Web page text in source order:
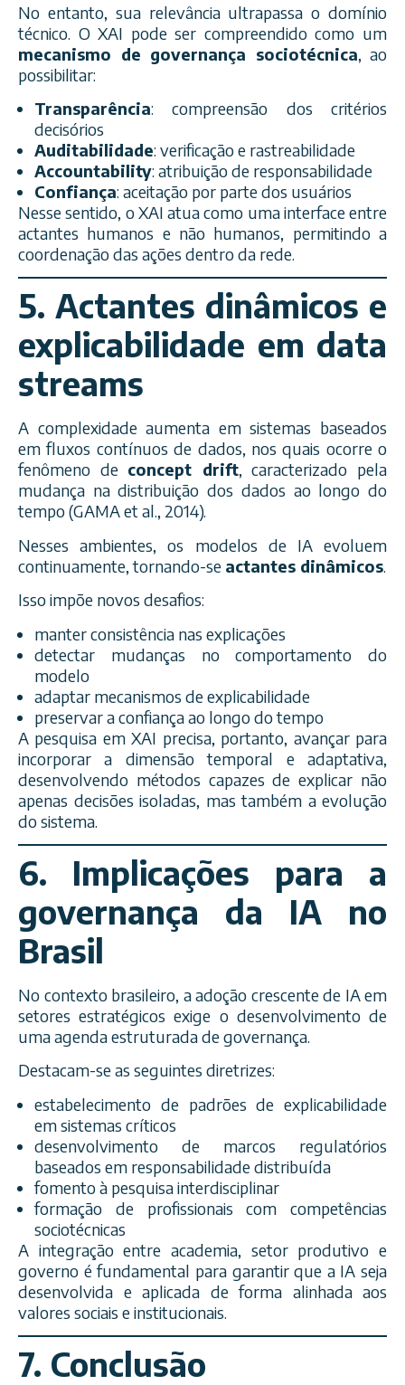
No entanto, sua relevância ultrapassa o domínio
técnico. O XAI pode ser compreendido como um
mecanismo de governança sociotécnica, ao
possibilitar:
Transparência: compreensão dos critérios
decisórios
Auditabilidade: verificação e rastreabilidade
Accountability: atribuição de responsabilidade
Confiança: aceitação por parte dos usuários
Nesse sentido, o XAI atua como uma interface entre
actantes humanos e não humanos, permitindo a
coordenação das ações dentro da rede.
5. Actantes dinâmicos e
explicabilidade em data
streams
A complexidade aumenta em sistemas baseados
em fluxos contínuos de dados, nos quais ocorre o
fenômeno de concept drift, caracterizado pela
mudança na distribuição dos dados ao longo do
tempo (GAMA et al., 2014).
Nesses ambientes, os modelos de IA evoluem
continuamente, tornando-se actantes dinâmicos.
Isso impõe novos desafios:
manter consistência nas explicações
detectar mudanças no comportamento do
modelo
adaptar mecanismos de explicabilidade
preservar a confiança ao longo do tempo
A pesquisa em XAI precisa, portanto, avançar para
incorporar a dimensão temporal e adaptativa,
desenvolvendo métodos capazes de explicar não
apenas decisões isoladas, mas também a evolução
do sistema.
6. Implicações para a
governança da IA no
Brasil
No contexto brasileiro, a adoção crescente de IA em
setores estratégicos exige o desenvolvimento de
uma agenda estruturada de governança.
Destacam-se as seguintes diretrizes:
estabelecimento de padrões de explicabilidade
em sistemas críticos
desenvolvimento de marcos regulatórios
baseados em responsabilidade distribuída
fomento à pesquisa interdisciplinar
formação de profissionais com competências
sociotécnicas
A integração entre academia, setor produtivo e
governo é fundamental para garantir que a IA seja
desenvolvida e aplicada de forma alinhada aos
valores sociais e institucionais.
7. Conclusão